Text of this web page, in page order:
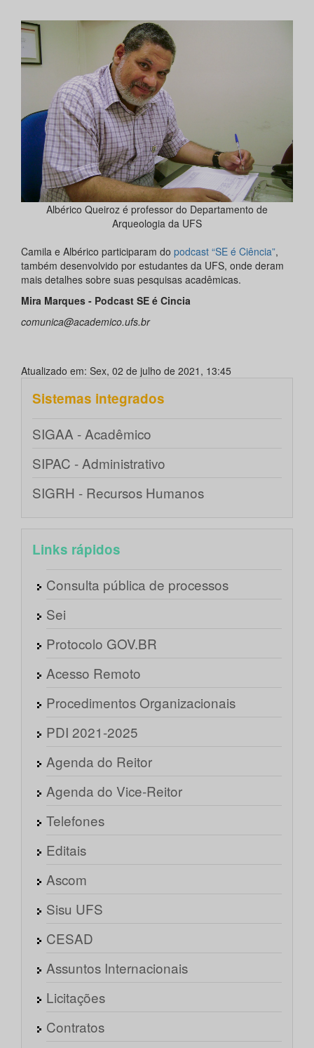
Albérico Queiroz é professor do Departamento de
Arqueologia da UFS
Camila e Albérico participaram do podcast “SE é Ciência”,
também desenvolvido por estudantes da UFS, onde deram
mais detalhes sobre suas pesquisas acadêmicas.
Mira Marques - Podcast SE é Cincia
comunica@academico.ufs.br
Atualizado em: Sex, 02 de julho de 2021, 13:45
Sistemas integrados
SIGAA - Acadêmico
SIPAC - Administrativo
SIGRH - Recursos Humanos
Links rápidos
Consulta pública de processos
Sei
Protocolo GOV.BR
Acesso Remoto
Procedimentos Organizacionais
PDI 2021-2025
Agenda do Reitor
Agenda do Vice-Reitor
Telefones
Editais
Ascom
Sisu UFS
CESAD
Assuntos Internacionais
Licitações
Contratos